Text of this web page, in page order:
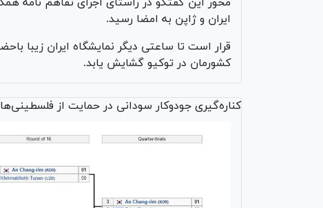
ایران و ژاپن به امضا رسید.
قرار است تا ساعتی دیگر نمایشگاه ایران زیبا
کشورمان در توکیو گشایش یابد.
کناره‌گیری جودوکار سودانی در حمایت از فلسطینی‌ها